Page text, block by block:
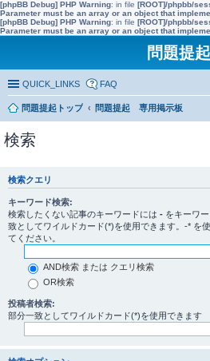
[phpBB Debug] PHP Warning: in file [ROOT]/phpbb/
Parameter must be an array or an object that
[phpBB Debug] PHP Warning: in file [ROOT]/phpbb/
Parameter must be an array or an object that
問題提起
QUICK_LINKS FAQ
問題提起トップ 問題提起 専用掲示板
検索
検索クエリ
キーワード検索:
検索したくない記事のキーワードには - をキーワ
致としてワイルドカード(*)を使用できます。-* を
てください。
AND検索 または クエリ検索
OR検索
投稿者検索:
部分一致としてワイルドカード(*)を使用できます